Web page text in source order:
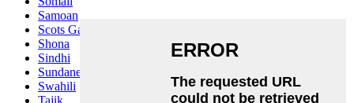
Samoan
Scots Gaelic
Shona
Sindhi
Sundanese
Swahili
Tajik